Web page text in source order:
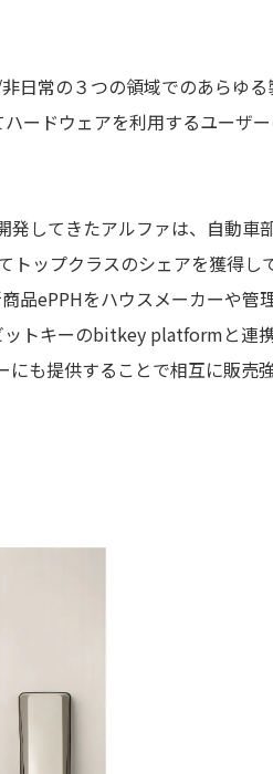
常の３つの領域でのあらゆる
ードウェアを利用するユーザ
してきたアルファは、自動車
トップクラスのシェアを獲得し
品ePPHをハウスメーカーや管
ットキーのbitkey platformと連
も提供することで相互に販売